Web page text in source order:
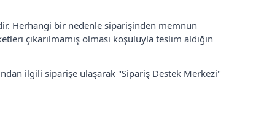
Herhangi bir nedenle siparişinden memnun
çıkarılmamış olması koşuluyla teslim aldığın
ilgili siparişe ulaşarak "Sipariş Destek Merkezi"